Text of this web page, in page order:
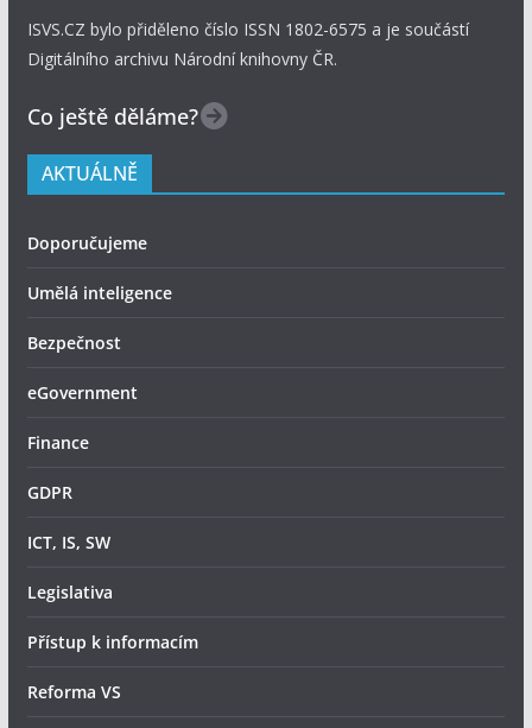
ISVS.CZ bylo přiděleno číslo ISSN 1802-6575 a je součástí
Digitálního archivu Národní knihovny ČR.
Co ještě děláme?
AKTUÁLNĚ
Doporučujeme
Umělá inteligence
Bezpečnost
eGovernment
Finance
GDPR
ICT, IS, SW
Legislativa
Přístup k informacím
Reforma VS